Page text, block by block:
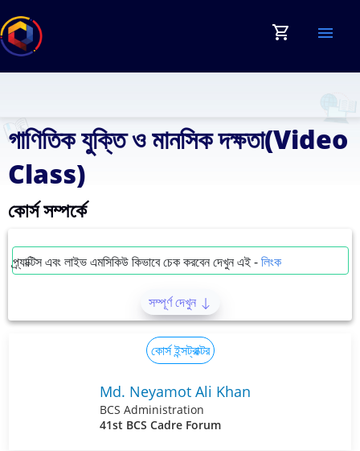
shopping_cart menu
গাণিতিক যুক্তি ও মানসিক দক্ষতা(Video
Class)
কোর্স সম্পর্কে
প্র্যাক্টিস এবং লাইভ এমসিকিউ কিভাবে চেক করবেন দেখুন এই -লিংক
গাণিতিক যুক্তি ও মানসিক দক্ষতা(Video Class)
সম্পূর্ণ দেখুন
কোর্স ইন্সট্রাক্টর
Md. Neyamot Ali Khan
BCS Administration
41st BCS Cadre Forum